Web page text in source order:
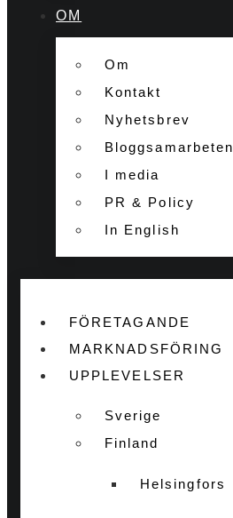
OM
Om
Kontakt
Nyhetsbrev
Bloggsamarbeten
I media
PR & Policy
In English
FÖRETAGANDE
MARKNADSFÖRING
UPPLEVELSER
Sverige
Finland
Helsingfors